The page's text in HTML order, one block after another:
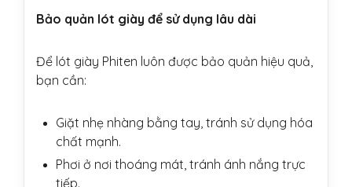
Bảo quản lót giày để sử dụng lâu dài
Để lót giày Phiten luôn được bảo quản hiệu quả,
bạn cần:
Giặt nhẹ nhàng bằng tay, tránh sử dụng hóa
chất mạnh.
Phơi ở nơi thoáng mát, tránh ánh nắng trực
tiếp.